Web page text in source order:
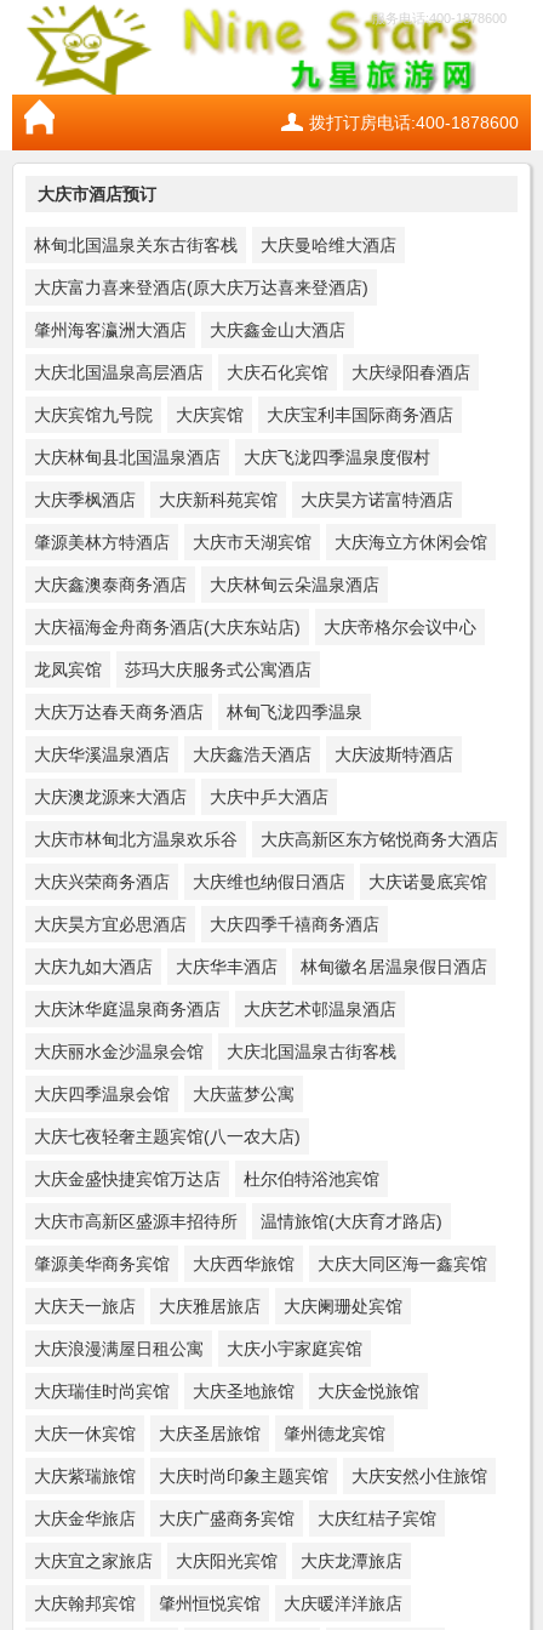
服务电话:400-1878600
拨打订房电话:400-1878600
大庆市酒店预订
林甸北国温泉关东古街客栈 大庆曼哈维大酒店
大庆富力喜来登酒店(原大庆万达喜来登酒店)
肇州海客瀛洲大酒店 大庆鑫金山大酒店
大庆北国温泉高层酒店 大庆石化宾馆 大庆绿阳春酒店
大庆宾馆九号院 大庆宾馆 大庆宝利丰国际商务酒店
大庆林甸县北国温泉酒店 大庆飞泷四季温泉度假村
大庆季枫酒店 大庆新科苑宾馆 大庆昊方诺富特酒店
肇源美林方特酒店 大庆市天湖宾馆 大庆海立方休闲会馆
大庆鑫澳泰商务酒店 大庆林甸云朵温泉酒店
大庆福海金舟商务酒店(大庆东站店) 大庆帝格尔会议中心
龙凤宾馆 莎玛大庆服务式公寓酒店
大庆万达春天商务酒店 林甸飞泷四季温泉
大庆华溪温泉酒店 大庆鑫浩天酒店 大庆波斯特酒店
大庆澳龙源来大酒店 大庆中乒大酒店
大庆市林甸北方温泉欢乐谷 大庆高新区东方铭悦商务大酒店
大庆兴荣商务酒店 大庆维也纳假日酒店 大庆诺曼底宾馆
大庆昊方宜必思酒店 大庆四季千禧商务酒店
大庆九如大酒店 大庆华丰酒店 林甸徽名居温泉假日酒店
大庆沐华庭温泉商务酒店 大庆艺术邨温泉酒店
大庆丽水金沙温泉会馆 大庆北国温泉古街客栈
大庆四季温泉会馆 大庆蓝梦公寓
大庆七夜轻奢主题宾馆(八一农大店)
大庆金盛快捷宾馆万达店 杜尔伯特浴池宾馆
大庆市高新区盛源丰招待所 温情旅馆(大庆育才路店)
肇源美华商务宾馆 大庆西华旅馆 大庆大同区海一鑫宾馆
大庆天一旅店 大庆雅居旅店 大庆阑珊处宾馆
大庆浪漫满屋日租公寓 大庆小宇家庭宾馆
大庆瑞佳时尚宾馆 大庆圣地旅馆 大庆金悦旅馆
大庆一休宾馆 大庆圣居旅馆 肇州德龙宾馆
大庆紫瑞旅馆 大庆时尚印象主题宾馆 大庆安然小住旅馆
大庆金华旅店 大庆广盛商务宾馆 大庆红桔子宾馆
大庆宜之家旅店 大庆阳光宾馆 大庆龙潭旅店
大庆翰邦宾馆 肇州恒悦宾馆 大庆暖洋洋旅店